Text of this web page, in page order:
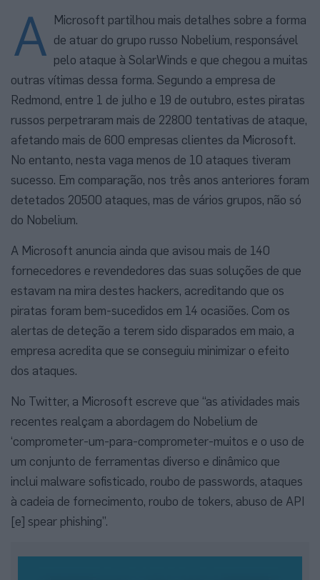
A Microsoft partilhou mais detalhes sobre a forma
de atuar do grupo russo Nobelium, responsável
pelo ataque à SolarWinds e que chegou a muitas
outras vítimas dessa forma. Segundo a empresa de
Redmond, entre 1 de julho e 19 de outubro, estes piratas
russos perpetraram mais de 22800 tentativas de ataque,
afetando mais de 600 empresas clientes da Microsoft.
No entanto, nesta vaga menos de 10 ataques tiveram
sucesso. Em comparação, nos três anos anteriores foram
detetados 20500 ataques, mas de vários grupos, não só
do Nobelium.
A Microsoft anuncia ainda que avisou mais de 140
fornecedores e revendedores das suas soluções de que
estavam na mira destes hackers, acreditando que os
piratas foram bem-sucedidos em 14 ocasiões. Com os
alertas de deteção a terem sido disparados em maio, a
empresa acredita que se conseguiu minimizar o efeito
dos ataques.
No Twitter, a Microsoft escreve que “as atividades mais
recentes realçam a abordagem do Nobelium de
‘comprometer-um-para-comprometer-muitos e o uso de
um conjunto de ferramentas diverso e dinâmico que
inclui malware sofisticado, roubo de passwords, ataques
à cadeia de fornecimento, roubo de tokers, abuso de API
[e] spear phishing”.